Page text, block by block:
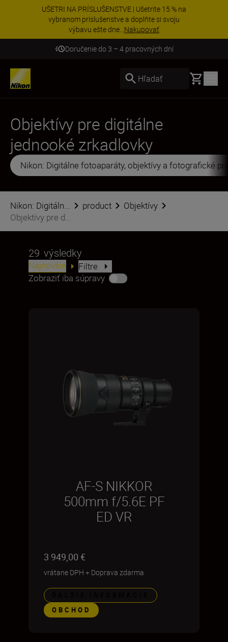
UŠETRI NA PRÍSLUŠENSTVE | Ušetrite 15 % na
vybranom príslušenstve a doplňte si svoju
výbavu ešte dne...Nakupovať
Doručenie do 3 – 4 pracovných dní
Hľadať Basket
Objektívy pre digitálne
jednooké zrkadlovky
Nikon: Digitálne fotoaparáty, objektívy a fotografické
Nikon: Digitáln... product
Objektívy
Objektívy pre d...
29 výsledky
Najnovšie
Filtre
Zobraziť iba súpravy
AF-S NIKKOR
500mm f/5.6E PF
ED VR
3 949,00 €
vrátane DPH + Doprava zdarma
OBCHOD